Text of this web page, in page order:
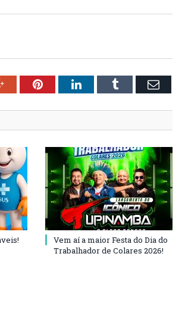
Google+PinterestLinkedInTumblr Email
Vem aí a maior Festa do Dia do
Trabalhador de Colares 2026!